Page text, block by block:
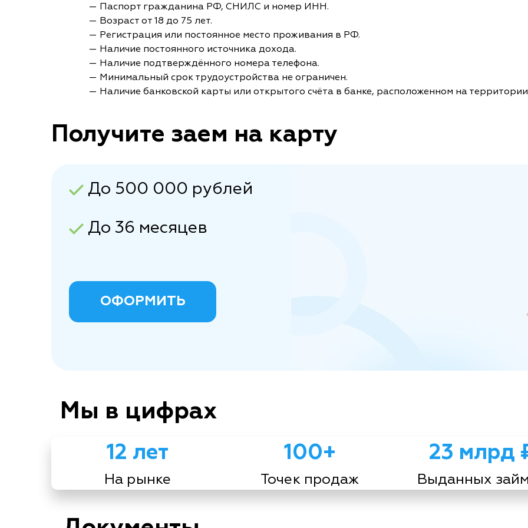
— Паспорт гражданина РФ, СНИЛС и номер ИНН.
— Возраст от 18 до 75 лет.
— Регистрация или постоянное место проживания в РФ.
— Наличие постоянного источника дохода.
— Наличие подтверждённого номера телефона.
— Минимальный срок трудоустройства не ограничен.
— Наличие банковской карты или открытого счёта в банке, расположенном на
Получите заем на карту
До 500 000 рублей
До 36 месяцев
ОФОРМИТЬ
Мы в цифрах
12 лет
На рынке
100+
Точек продаж
23 млрд
Выданных